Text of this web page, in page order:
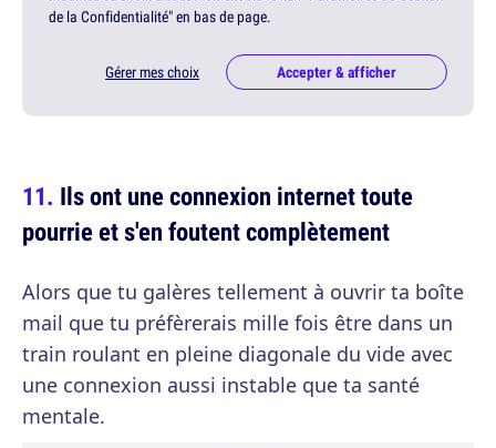
de la Confidentialité" en bas de page.
Gérer mes choix Accepter & afficher
Ils ont une connexion internet toute
pourrie et s'en foutent complètement
Alors que tu galères tellement à ouvrir ta boîte
mail que tu préfèrerais mille fois être dans un
train roulant en pleine diagonale du vide avec
une connexion aussi instable que ta santé
mentale.